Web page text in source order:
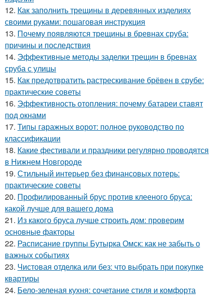
12. Как заполнить трещины в деревянных изделиях
своими руками: пошаговая инструкция
13. Почему появляются трещины в бревнах сруба:
причины и последствия
14. Эффективные методы заделки трещин в бревнах
сруба с улицы
15. Как предотвратить растрескивание брёвен в срубе:
практические советы
16. Эффективность отопления: почему батареи ставят
под окнами
17. Типы гаражных ворот: полное руководство по
классификации
18. Какие фестивали и праздники регулярно проводятся
в Нижнем Новгороде
19. Стильный интерьер без финансовых потерь:
практические советы
20. Профилированный брус против клееного бруса:
какой лучше для вашего дома
21. Из какого бруса лучше строить дом: проверим
основные факторы
22. Расписание группы Бутырка Омск: как не забыть о
важных событиях
23. Чистовая отделка или без: что выбрать при покупке
квартиры
24. Бело-зеленая кухня: сочетание стиля и комфорта